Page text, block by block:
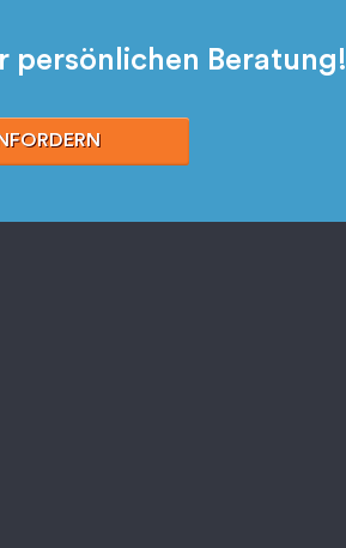
persönlichen Beratung!